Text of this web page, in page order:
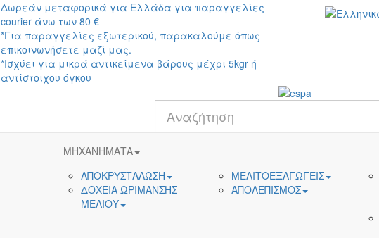
Δωρεάν μεταφορικά για Ελλάδα για παραγγελίες
courier άνω των 80 €
*Για παραγγελίες εξωτερικού, παρακαλούμε όπως
επικοινωνήσετε μαζί μας.
*Ισχύει για μικρά αντικείμενα βάρους μέχρι 5kgr ή
αντίστοιχου όγκου
ΜΗΧΑΝΗΜΑΤΑ
ΑΠΟΚΡΥΣΤΑΛΩΣΗ
ΔΟΧΕΙΑ ΩΡΙΜΑΝΣΗΣ
ΜΕΛΙΟΥ
ΜΕΛΙΤΟΕΞΑΓΩΓΕΙΣ
ΑΠΟΛΕΠΙΣΜΟΣ